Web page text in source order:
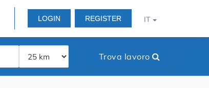
LOGIN REGISTER IT
Trova lavoro